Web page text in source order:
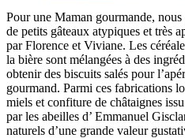
Pour une Maman gourmande,
de petits gâteaux atypiques et très
par Florence et Viviane. Les
la bière sont mélangées à des
obtenir des biscuits salés pour
gourmand. Parmi ces fabrications
miels et confiture de châtaignes
par les abeilles d’ Emmanuel
naturels d’une grande valeur